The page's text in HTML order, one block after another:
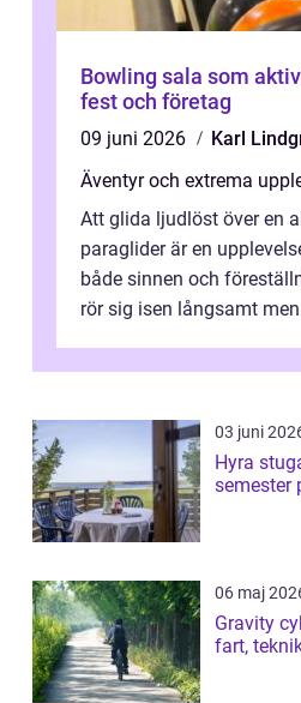
Bowling sala som
fest och företag
09 juni 2026
Karl
Äventyr och extrema
Att glida ljudlöst över en
paraglider är en
både sinnen och
rör sig isen långsamt
03 juni
Hyra
semester
06 maj
Gravity
fart,